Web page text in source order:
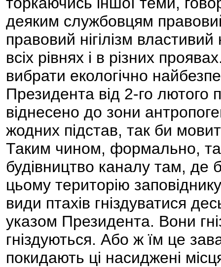
деяким службовцям
правовий нігілізм
всіх рівнях і в різних
вибрати екологічно
Президента від 2-го лютого
віднесено до зони
жодних підстав, так би
Таким чином, формально,
будівництво каналу там,
цьому територію
види птахів гніздуватися
указом Президента. Вони
гніздуються. Або ж їм це
покидають ці насиджені